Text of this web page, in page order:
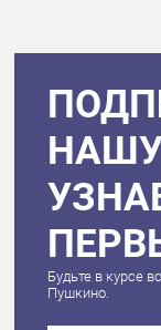
Будьте в курсе
Пушкино.